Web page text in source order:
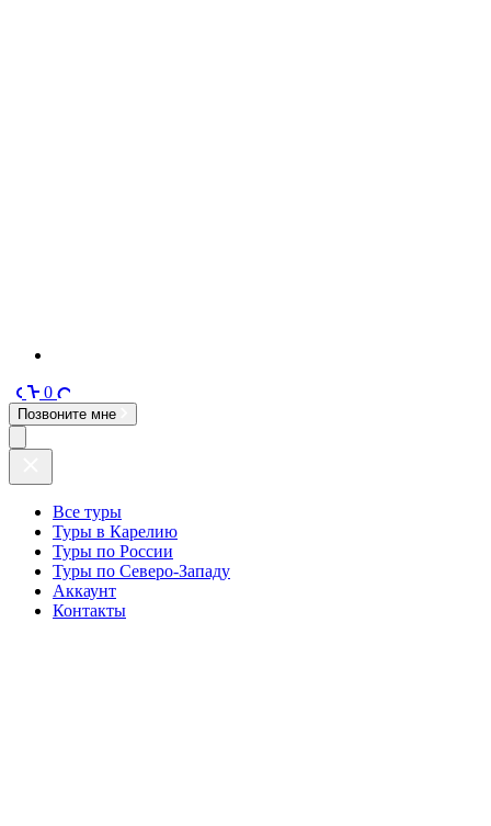
0
Позвоните мне
Все туры
Туры в Карелию
Туры по России
Туры по Северо-Западу
Аккаунт
Контакты